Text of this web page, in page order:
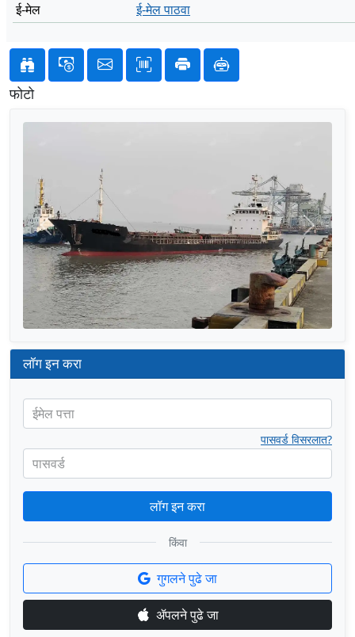
ई-मेल
ई-मेल पाठवा
फोटो
मागील पुढील
लॉग इन करा
ईमेल पत्ता
पासवर्ड
पासवर्ड विसरलात?
लॉग इन करा
किंवा
गुगलने पुढे जा
ॲपलने पुढे जा